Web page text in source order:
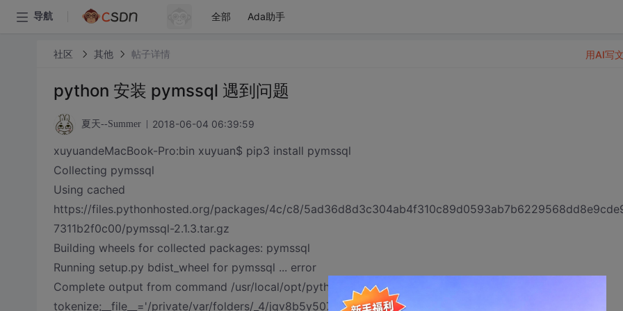
导航 全部 Ada助手
社区 其他 帖子详情
python 安装 pymssql 遇到问题
夏天--Summer 2018-06-04 06:39:59
xuyuandeMacBook-Pro:bin xuyuan$ pip3 install pymssql
Collecting pymssql
Using cached
https://files.pythonhosted.org/packages/4c/c8/
7311b2f0c00/pymssql-2.1.3.tar.gz
Building wheels for collected packages: pymssql
Running setup.py bdist_wheel for pymssql ... error
Complete output from command /usr/local/opt/python/bin/python3.6 -u -c "import setuptools,
tokenize;__file__='/private/var/folders/_4/jqv8b5y507gccqx1dbfrqq5c0000gn/T/pip-install-
用AI写